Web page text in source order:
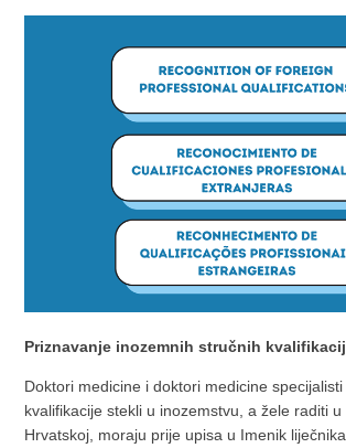
Priznavanje inozemnih stručnih
Doktori medicine i doktori medicine
kvalifikacije stekli u inozemstvu, a žele raditi u
Hrvatskoj, moraju prije upisa u Imenik